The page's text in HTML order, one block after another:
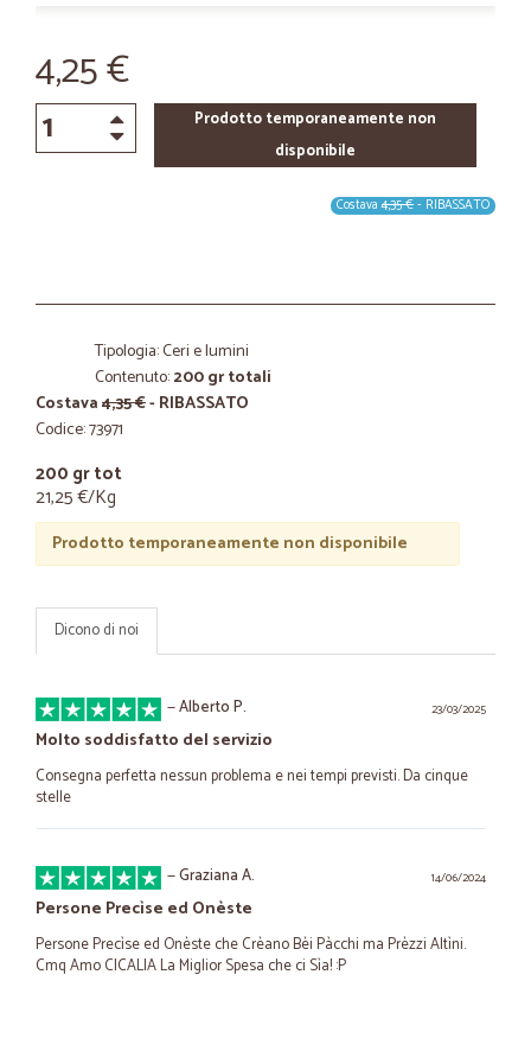
4,25 €
Prodotto temporaneamente non
disponibile
Costava4,35 €- RIBASSATO
Tipologia: Ceri e lumini
Contenuto:200 gr totali
Costava4,35 €- RIBASSATO
Codice: 73971
200 gr tot
21,25 €/Kg
Prodotto temporaneamente non disponibile
Dicono di noi
23/03/2025
—Alberto P.
Molto soddisfatto del servizio
Consegna perfetta nessun problema e nei tempi previsti. Da cinque
stelle
14/06/2024
—Graziana A.
Persone Precìse ed Onèste
Persone Precìse ed Onèste che Crèano Bèi Pàcchi ma Prèzzi Altìni.
Cmq Amo CICALIA La Miglior Spesa che ci Sìa! :P